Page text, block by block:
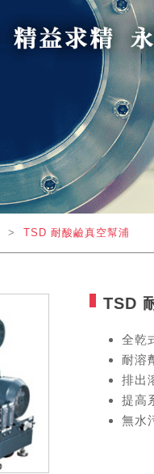
>TSD 耐酸鹼真空幫浦
TSD
全乾
耐溶
排出
提高
無水